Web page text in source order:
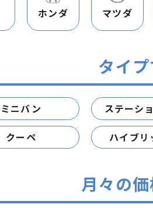
ホンダ マツダ
タイ
ミニバン ステーシ
クーペ ハイブリ
月々の